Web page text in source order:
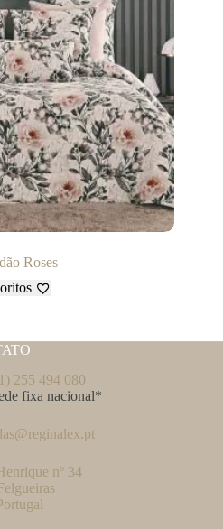
Roses
255 494 080
fixa nacional*
nº 34